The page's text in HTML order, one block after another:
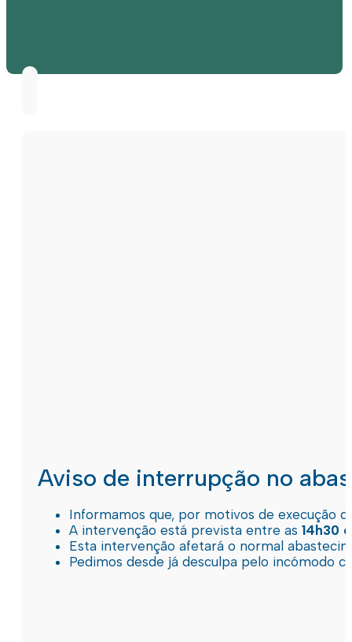
Aviso de interrupção no
Informamos que, por motivos de execução
A intervenção está prevista entre as 14h30
Esta intervenção afetará o normal
Pedimos desde já desculpa pelo incómodo